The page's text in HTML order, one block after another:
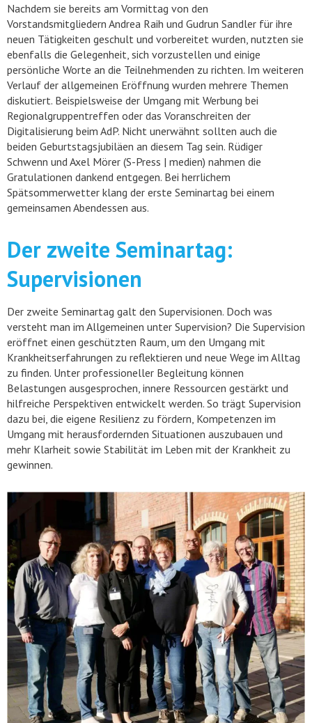
Nachdem sie bereits am Vormittag von den
Vorstandsmitgliedern Andrea Raih und Gudrun Sandler für ihre
neuen Tätigkeiten geschult und vorbereitet wurden, nutzten sie
ebenfalls die Gelegenheit, sich vorzustellen und einige
persönliche Worte an die Teilnehmenden zu richten. Im weiteren
Verlauf der allgemeinen Eröffnung wurden mehrere Themen
diskutiert. Beispielsweise der Umgang mit Werbung bei
Regionalgruppentreffen oder das Voranschreiten der
Digitalisierung beim AdP. Nicht unerwähnt sollten auch die
beiden Geburtstagsjubiläen an diesem Tag sein. Rüdiger
Schwenn und Axel Mörer (S-Press | medien) nahmen die
Gratulationen dankend entgegen. Bei herrlichem
Spätsommerwetter klang der erste Seminartag bei einem
gemeinsamen Abendessen aus.
Der zweite Seminartag:
Supervisionen
Der zweite Seminartag galt den Supervisionen. Doch was
versteht man im Allgemeinen unter Supervision? Die Supervision
eröffnet einen geschützten Raum, um den Umgang mit
Krankheitserfahrungen zu reflektieren und neue Wege im Alltag
zu finden. Unter professioneller Begleitung können
Belastungen ausgesprochen, innere Ressourcen gestärkt und
hilfreiche Perspektiven entwickelt werden. So trägt Supervision
dazu bei, die eigene Resilienz zu fördern, Kompetenzen im
Umgang mit herausfordernden Situationen auszubauen und
mehr Klarheit sowie Stabilität im Leben mit der Krankheit zu
gewinnen.